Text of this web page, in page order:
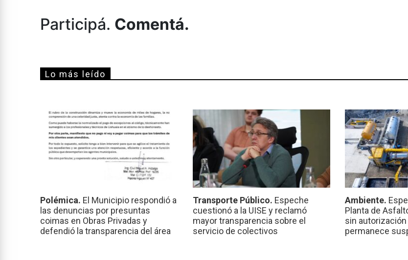
Participá. Comentá.
Lo más leído
Polémica. El Municipio respondió a
las denuncias por presuntas
coimas en Obras Privadas y
defendió la transparencia del área
Transporte Público. Espeche
cuestionó a la UISE y reclamó
mayor transparencia sobre el
servicio de colectivos
Ambiente.
Planta de
sin
permanece